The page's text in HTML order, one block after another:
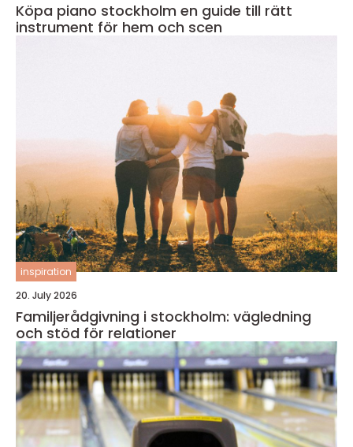
Köpa piano stockholm en guide till rätt
instrument för hem och scen
inspiration
20. July 2026
Familjerådgivning i stockholm: vägledning
och stöd för relationer